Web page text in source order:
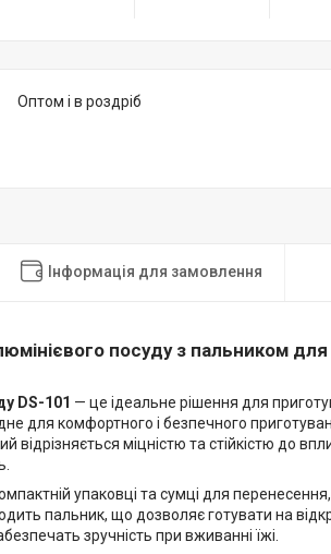
Оптом і в роздріб
Інформація для замовлення
посуду з пальником для
DS-101 — це ідеальне рішення для
для комфортного і безпечного
відрізняється міцністю та стійкістю до
упаковці та сумці для
пальник, що дозволяє готувати на
зручність при вживанні їжі.